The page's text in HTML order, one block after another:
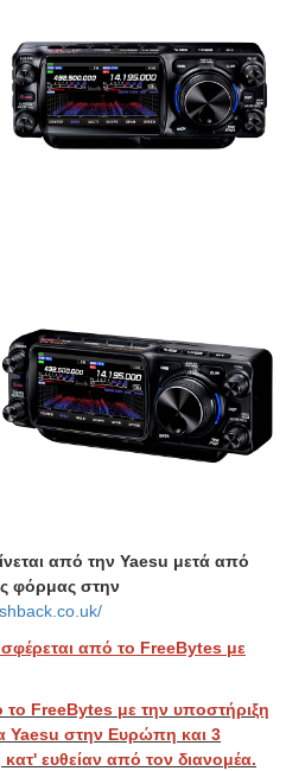
από την Yaesu μετά από
φόρμας στην
από το FreeBytes με
FreeBytes με την υποστήριξη
Yaesu στην Ευρώπη και 3
ευθείαν από τον διανομέα.